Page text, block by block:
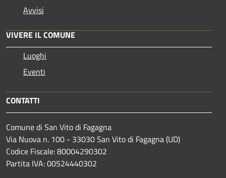
Avvisi
VIVERE IL COMUNE
Luoghi
Eventi
CONTATTI
Comune di San Vito di Fagagna
Via Nuova n. 100 - 33030 San Vito di Fagagna (UD)
Codice Fiscale: 80004290302
Partita IVA: 00524440302